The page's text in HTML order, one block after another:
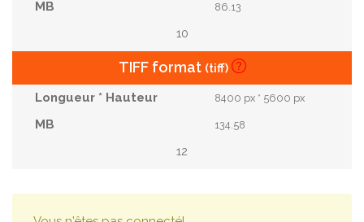
86.13
10
TIFF format (tiff)
8400 px * 5600 px
134.58
12